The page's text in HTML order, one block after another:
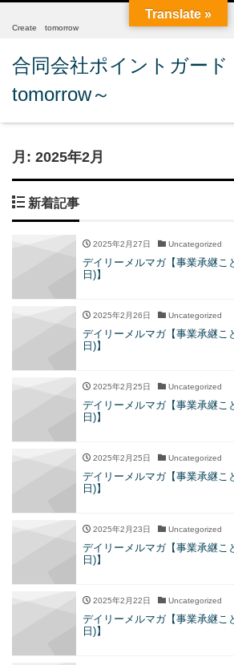
Create tomorrow
合同会社ポイントガー
tomorrow～
月: 2025年2月
新着記事
2025年2月27日 Uncategorized
デイリーメルマガ【事業承継こ
日)】
2025年2月26日 Uncategorized
デイリーメルマガ【事業承継こ
日)】
2025年2月25日 Uncategorized
デイリーメルマガ【事業承継こ
日)】
2025年2月25日 Uncategorized
デイリーメルマガ【事業承継こ
日)】
2025年2月23日 Uncategorized
デイリーメルマガ【事業承継こ
日)】
2025年2月22日 Uncategorized
デイリーメルマガ【事業承継こ
日)】
Translate »